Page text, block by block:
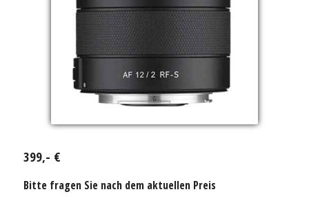
399,- €
Bitte fragen Sie nach dem aktuellen Preis